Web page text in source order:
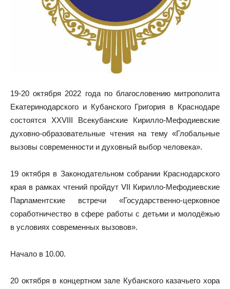
19-20 октября 2022 года по благословению митрополита
Екатеринодарского и Кубанского Григория в Краснодаре
состоятся XXVIII Всекубанские Кирилло-Мефодиевские
духовно-образовательные чтения на тему «Глобальные
вызовы современности и духовный выбор человека».
19 октября в Законодательном собрании Краснодарского
края в рамках чтений пройдут VII Кирилло-Мефодиевские
Парламентские встречи «Государственно-церковное
соработничество в сфере работы с детьми и молодёжью
в условиях современных вызовов».
Начало в 10.00.
20 октября в концертном зале Кубанского казачьего хора